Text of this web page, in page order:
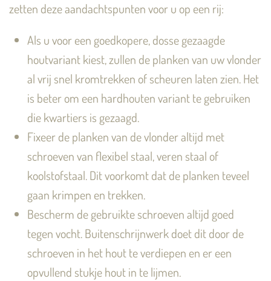
zetten deze aandachtspunten voor u op een rij:
Als u voor een goedkopere, dosse gezaagde
houtvariant kiest, zullen de planken van uw vlonder
al vrij snel kromtrekken of scheuren laten zien. Het
is beter om een hardhouten variant te gebruiken
die kwartiers is gezaagd.
Fixeer de planken van de vlonder altijd met
schroeven van flexibel staal, veren staal of
koolstofstaal. Dit voorkomt dat de planken teveel
gaan krimpen en trekken.
Bescherm de gebruikte schroeven altijd goed
tegen vocht. Buitenschrijnwerk doet dit door de
schroeven in het hout te verdiepen en er een
opvullend stukje hout in te lijmen.